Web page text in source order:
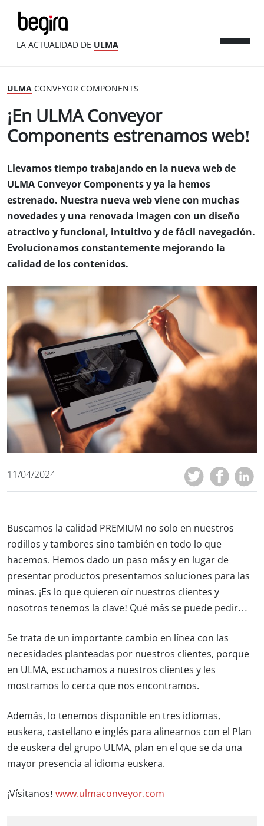
LA ACTUALIDAD DE ULMA
ULMA CONVEYOR COMPONENTS
¡En ULMA Conveyor
Components estrenamos web!
Llevamos tiempo trabajando en la nueva web de
ULMA Conveyor Components y ya la hemos
estrenado. Nuestra nueva web viene con muchas
novedades y una renovada imagen con un diseño
atractivo y funcional, intuitivo y de fácil navegación.
Evolucionamos constantemente mejorando la
calidad de los contenidos.
11/04/2024
Buscamos la calidad PREMIUM no solo en nuestros
rodillos y tambores sino también en todo lo que
hacemos. Hemos dado un paso más y en lugar de
presentar productos presentamos soluciones para las
minas. ¡Es lo que quieren oír nuestros clientes y
nosotros tenemos la clave! Qué más se puede pedir…
Se trata de un importante cambio en línea con las
necesidades planteadas por nuestros clientes, porque
en ULMA, escuchamos a nuestros clientes y les
mostramos lo cerca que nos encontramos.
Además, lo tenemos disponible en tres idiomas,
euskera, castellano e inglés para alinearnos con el Plan
de euskera del grupo ULMA, plan en el que se da una
mayor presencia al idioma euskera.
¡Vísitanos! www.ulmaconveyor.com